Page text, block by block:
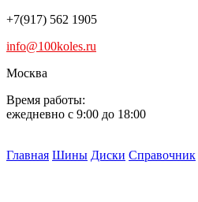
+7(917) 562 1905
info@100koles.ru
Москва
Время работы:
ежедневно с 9:00 до 18:00
Главная Шины Диски Справочник